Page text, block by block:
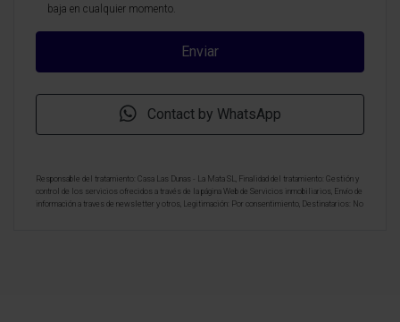
baja en cualquier momento.
Contact by WhatsApp
Responsable del tratamiento: Casa Las Dunas - La Mata SL, Finalidad del tratamiento: Gestión y
control de los servicios ofrecidos a través de la página Web de Servicios inmobiliarios, Envío de
información a traves de newsletter y otros, Legitimación: Por consentimiento, Destinatarios: No